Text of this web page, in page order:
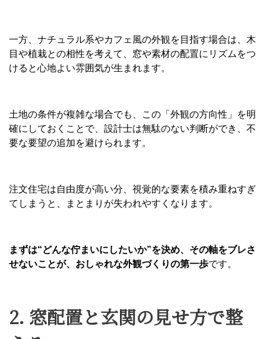
一方、ナチュラル系やカフェ風の外観を目指す場合は、木
目や植栽との相性を考えて、窓や素材の配置にリズムをつ
けると心地よい雰囲気が生まれます。
土地の条件が複雑な場合でも、この「外観の方向性」を明
確にしておくことで、設計士は無駄のない判断ができ、不
要な要望の追加を避けられます。
注文住宅は自由度が高い分、視覚的な要素を積み重ねすぎ
てしまうと、まとまりが失われやすくなります。
まずは“どんな佇まいにしたいか”を決め、その軸をブレさ
せないことが、おしゃれな外観づくりの第一歩です。
2. 窓配置と玄関の見せ方で整